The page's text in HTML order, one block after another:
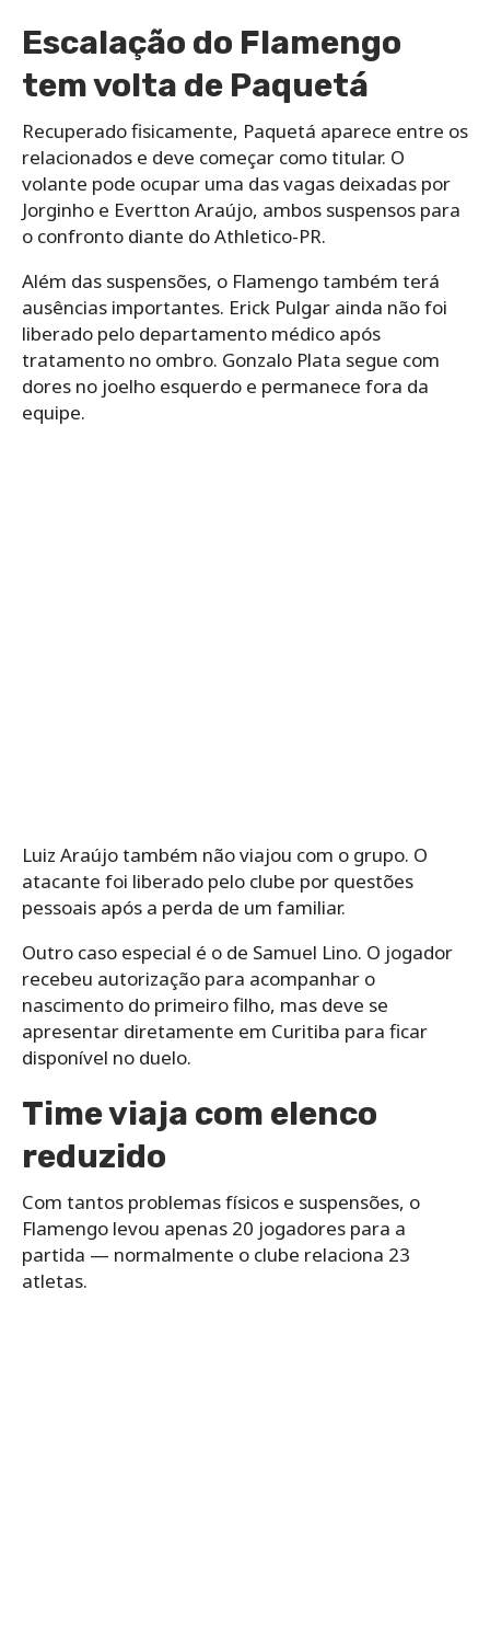
Escalação do Flamengo
tem volta de Paquetá
Recuperado fisicamente, Paquetá aparece entre os
relacionados e deve começar como titular. O
volante pode ocupar uma das vagas deixadas por
Jorginho e Evertton Araújo, ambos suspensos para
o confronto diante do Athletico-PR.
Além das suspensões, o Flamengo também terá
ausências importantes. Erick Pulgar ainda não foi
liberado pelo departamento médico após
tratamento no ombro. Gonzalo Plata segue com
dores no joelho esquerdo e permanece fora da
equipe.
Luiz Araújo também não viajou com o grupo. O
atacante foi liberado pelo clube por questões
pessoais após a perda de um familiar.
Outro caso especial é o de Samuel Lino. O jogador
recebeu autorização para acompanhar o
nascimento do primeiro filho, mas deve se
apresentar diretamente em Curitiba para ficar
disponível no duelo.
Time viaja com elenco
reduzido
Com tantos problemas físicos e suspensões, o
Flamengo levou apenas 20 jogadores para a
partida — normalmente o clube relaciona 23
atletas.